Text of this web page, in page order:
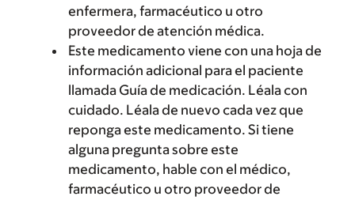
enfermera, farmacéutico u otro
proveedor de atención médica.
Este medicamento viene con una hoja de
información adicional para el paciente
llamada Guía de medicación. Léala con
cuidado. Léala de nuevo cada vez que
reponga este medicamento. Si tiene
alguna pregunta sobre este
medicamento, hable con el médico,
farmacéutico u otro proveedor de